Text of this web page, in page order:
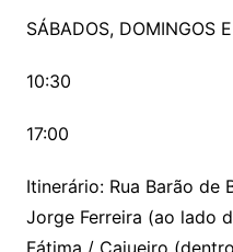
SÁBADOS, DOMINGOS
10:30
17:00
Itinerário: Rua Barão de
Jorge Ferreira (ao lado
Fátima / Cajueiro